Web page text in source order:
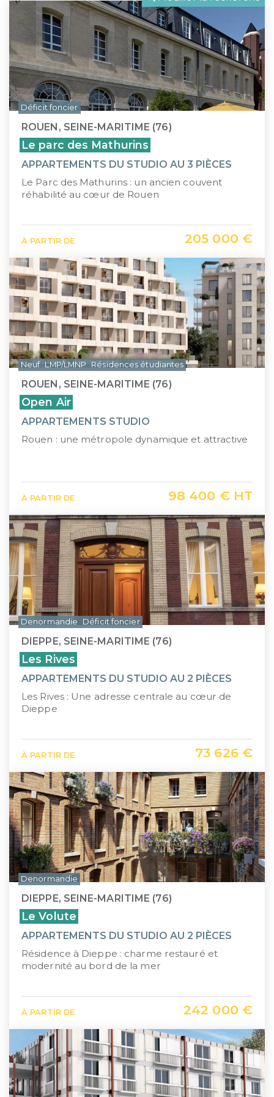
LLI
CIIC (Corse)
Maurice (non-résident)
PTZ
TVA réduite
Pays de la Loire
Provence-Alpes-Côte d'Azur
Guadeloupe (971)
Guyane (973)
La Réunion (974)
Martinique (972)
Nouvelle-Calédonie (988)
Polynésie française (987)
Île Maurice
ROUEN, SEINE-MARITIME (76)
Le parc des Mathurins
APPARTEMENTS DU STUDIO AU 3 PIÈCES
Le Parc des Mathurins : un ancien couvent
réhabilité au cœur de Rouen
À PARTIR DE 205 000 €
Déficit foncier
ROUEN, SEINE-MARITIME (76)
Open Air
APPARTEMENTS STUDIO
Rouen : une métropole dynamique et attractive
À PARTIR DE 98 400 € HT
Neuf LMP/LMNP Résidences étudiantes
DIEPPE, SEINE-MARITIME (76)
Les Rives
APPARTEMENTS DU STUDIO AU 2 PIÈCES
Les Rives : Une adresse centrale au cœur de
Dieppe
À PARTIR DE 73 626 €
Denormandie Déficit foncier
DIEPPE, SEINE-MARITIME (76)
Le Volute
APPARTEMENTS DU STUDIO AU 2 PIÈCES
Résidence à Dieppe : charme restauré et
modernité au bord de la mer
À PARTIR DE 242 000 €
Denormandie